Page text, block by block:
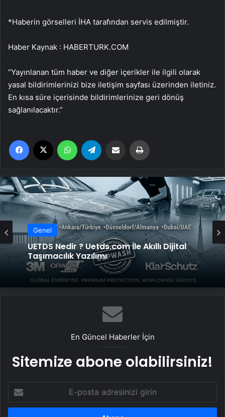
*Haberin görselleri İHA tarafından servis edilmiştir.
Haber Kaynak : HABERTURK.COM
“Yayınlanan tüm haber ve diğer içerikler ile ilgili olarak
yasal bildirimlerinizi bize iletişim sayfası üzerinden iletiniz.
En kısa süre içerisinde bildirimlerinize geri dönüş
sağlanılacaktır.”
Facebook WhatsApp Email'den paylaş
Genel
UETDS Nedir ? Uetds.com İle Akıllı Dijital
Taşımacılık Yazılımı
En Güncel Haberler İçin
Sitemize abone olabilirsiniz!
posta
adresinizi